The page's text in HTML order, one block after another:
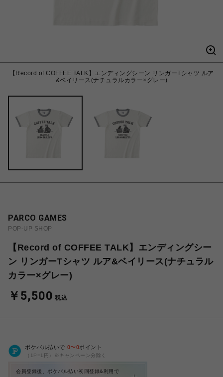
【Record of COFFEE TALK】エンディングシーン リンガーTシャツ ルア
&ベイリース(ナチュラルカラー×グレー)
PARCO GAMES
POP-UP SHOP
【Record of COFFEE TALK】エンディングシー
ン リンガーTシャツ ルア&ベイリース(ナチュラル
カラー×グレー)
￥5,500 税込
ポケパル払いで 0〜0ポイント
（1P=1円）※キャンペーン分除く
会員登録後、ポケパル払い初回登録&利用で